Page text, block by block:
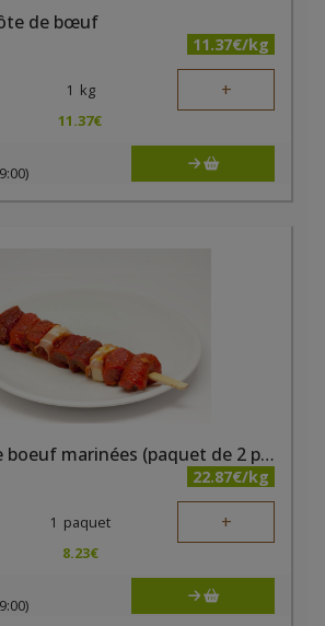
de bœuf
11.37€/kg
1 kg +
11.37€
Brochettes de boeuf marinées (paquet de 2 pièces)
22.87€/kg
1 paquet +
8.23€